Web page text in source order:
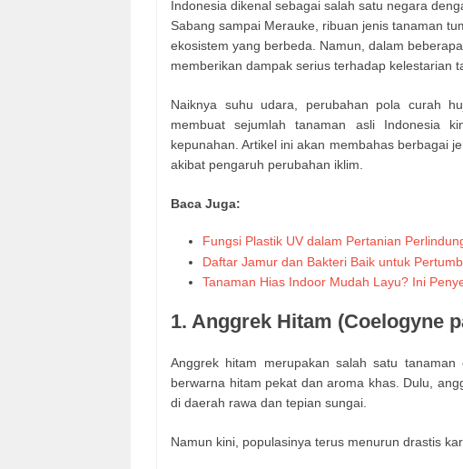
Indonesia dikenal sebagai salah satu negara
Sabang sampai Merauke, ribuan jenis tanaman
ekosistem yang berbeda. Namun, dalam
memberikan dampak serius terhadap kelestarian
Naiknya suhu udara, perubahan pola curah
membuat sejumlah tanaman asli Indonesia
kepunahan. Artikel ini akan membahas berbagai
akibat pengaruh perubahan iklim.
Baca Juga:
Fungsi Plastik UV dalam Pertanian
Daftar Jamur dan Bakteri Baik untuk
Tanaman Hias Indoor Mudah Layu? Ini
1. Anggrek Hitam (Coelogyne
Anggrek hitam merupakan salah satu
berwarna hitam pekat dan aroma khas. Dulu,
di daerah rawa dan tepian sungai.
Namun kini, populasinya terus menurun drastis